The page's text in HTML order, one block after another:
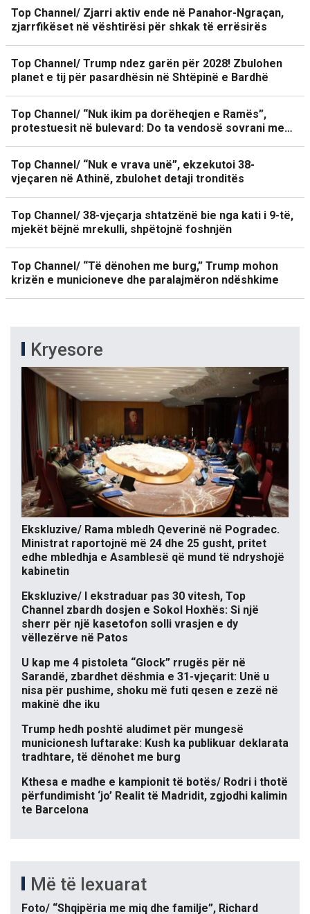
Top Channel/ Zjarri aktiv ende në Panahor-Ngraçan,
zjarrfikëset në vështirësi për shkak të errësirës
Top Channel/ Trump ndez garën për 2028! Zbulohen
planet e tij për pasardhësin në Shtëpinë e Bardhë
Top Channel/ “Nuk ikim pa dorëheqjen e Ramës”,
protestuesit në bulevard: Do ta vendosë sovrani me…
Top Channel/ “Nuk e vrava unë”, ekzekutoi 38-
vjeçaren në Athinë, zbulohet detaji tronditës
Top Channel/ 38-vjeçarja shtatzënë bie nga kati i 9-të,
mjekët bëjnë mrekulli, shpëtojnë foshnjën
Top Channel/ “Të dënohen me burg,” Trump mohon
krizën e municioneve dhe paralajmëron ndëshkime
Kryesore
Ekskluzive/ Rama mbledh Qeverinë në Pogradec.
Ministrat raportojnë më 24 dhe 25 gusht, pritet
edhe mbledhja e Asamblesë që mund të ndryshojë
kabinetin
Ekskluzive/ I ekstraduar pas 30 vitesh, Top
Channel zbardh dosjen e Sokol Hoxhës: Si një
sherr për një kasetofon solli vrasjen e dy
vëllezërve në Patos
U kap me 4 pistoleta “Glock” rrugës për në
Sarandë, zbardhet dëshmia e 31-vjeçarit: Unë u
nisa për pushime, shoku më futi qesen e zezë në
makinë dhe iku
Trump hedh poshtë aludimet për mungesë
municionesh luftarake: Kush ka publikuar deklarata
tradhtare, të dënohet me burg
Kthesa e madhe e kampionit të botës/ Rodri i thotë
përfundimisht ‘jo’ Realit të Madridit, zgjodhi kalimin
te Barcelona
Më të lexuarat
Foto/ “Shqipëria me miq dhe familje”, Richard